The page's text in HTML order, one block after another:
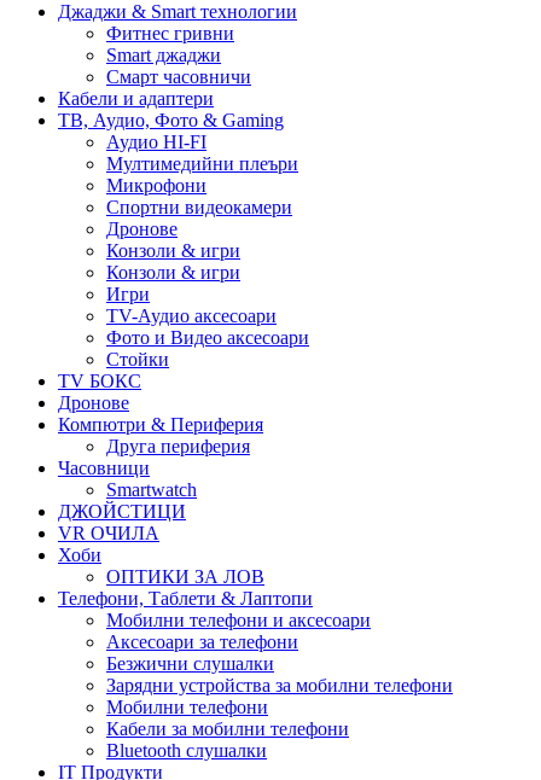
Джаджи & Smart технологии
Фитнес гривни
Smart джаджи
Смарт часовничи
Кабели и адаптери
ТВ, Аудио, Фото & Gaming
Аудио HI-FI
Мултимедийни плеъри
Микрофони
Спортни видеокамери
Дронове
Конзоли & игри
Конзоли & игри
Игри
TV-Аудио аксесоари
Фото и Видео аксесоари
Стойки
TV БОКС
Дронове
Компютри & Периферия
Друга периферия
Часовници
Smartwatch
ДЖОЙСТИЦИ
VR ОЧИЛА
Хоби
ОПТИКИ ЗА ЛОВ
Телефони, Таблети & Лаптопи
Мобилни телефони и аксесоари
Аксесоари за телефони
Безжични слушалки
Зарядни устройства за мобилни телефони
Мобилни телефони
Кабели за мобилни телефони
Bluetooth слушалки
IT Продукти